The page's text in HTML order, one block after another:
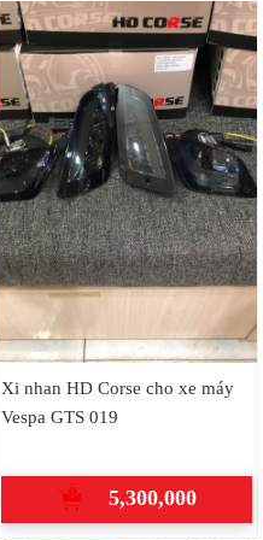
Xi nhan HD Corse cho xe máy
Vespa GTS 019
5,300,000